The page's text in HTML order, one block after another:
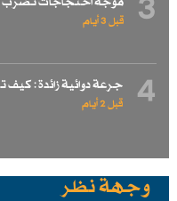
3 موجة احتجاجات تضرب
قبل 3 أيام
4 جرعة دوائية زائدة :
قبل 2 أيام
وجهة نظر